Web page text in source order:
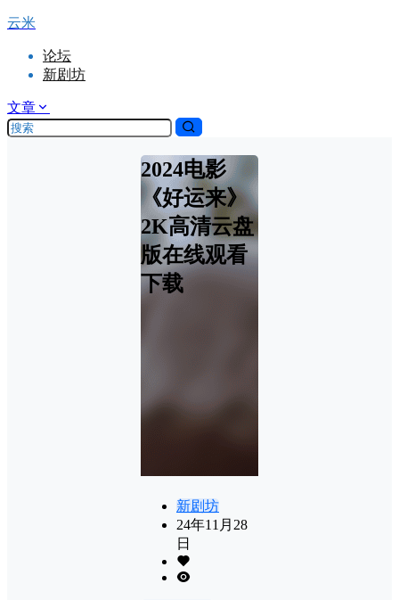
云米
论坛
新剧坊
文章
2024电影
《好运来》
2K高清云盘
版在线观看
下载
新剧坊
24年11月28
日